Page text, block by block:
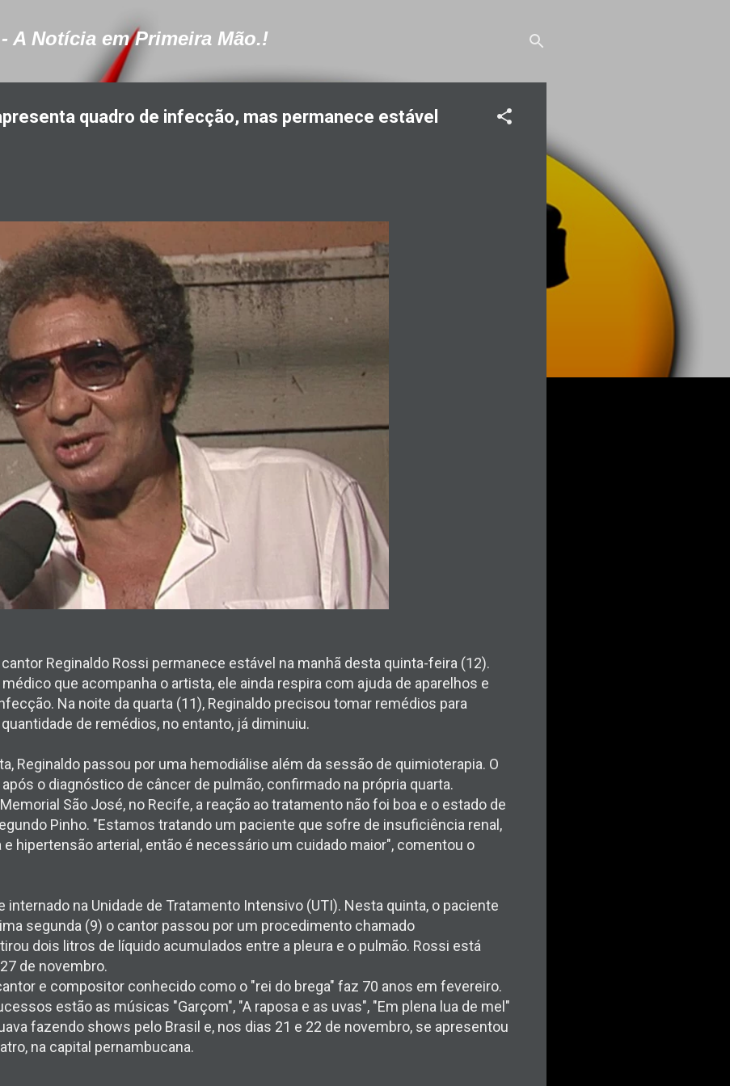
A Notícia em Primeira Mão.!
quadro de infecção, mas permanece estável
Reginaldo Rossi permanece estável na manhã desta quinta-feira (12).
que acompanha o artista, ele ainda respira com ajuda de aparelhos e
Na noite da quarta (11), Reginaldo precisou tomar remédios para
de remédios, no entanto, já diminuiu.
Reginaldo passou por uma hemodiálise além da sessão de quimioterapia. O
o diagnóstico de câncer de pulmão, confirmado na própria quarta.
São José, no Recife, a reação ao tratamento não foi boa e o estado de
Pinho. "Estamos tratando um paciente que sofre de insuficiência renal,
e hipertensão arterial, então é necessário um cuidado maior", comentou o
internado na Unidade de Tratamento Intensivo (UTI). Nesta quinta, o paciente
segunda (9) o cantor passou por um procedimento chamado
dois litros de líquido acumulados entre a pleura e o pulmão. Rossi está
de novembro.
e compositor conhecido como o "rei do brega" faz 70 anos em fevereiro.
estão as músicas "Garçom", "A raposa e as uvas", "Em plena lua de mel"
fazendo shows pelo Brasil e, nos dias 21 e 22 de novembro, se apresentou
na capital pernambucana.